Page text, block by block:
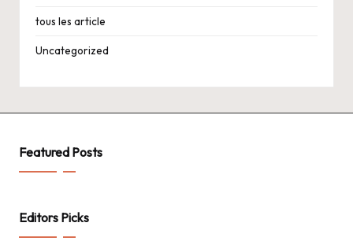
tous les article
Uncategorized
Featured Posts
Editors Picks